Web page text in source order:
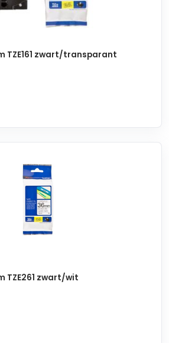
TZE161 zwart/transparant
TZE261 zwart/wit